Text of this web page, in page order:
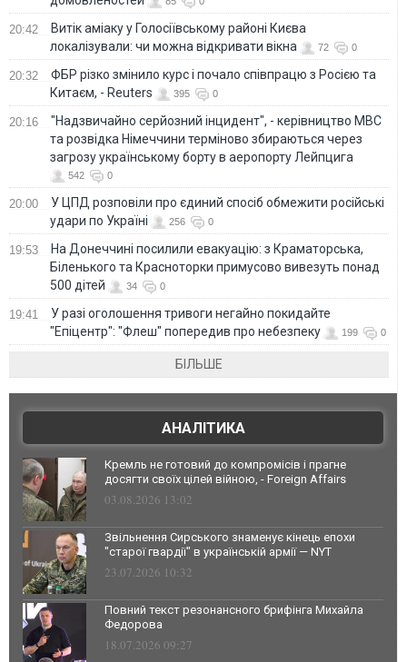
20:42
Витік аміаку у Голосіївському районі Києва
локалізували: чи можна відкривати вікна
72 0
20:32
ФБР різко змінило курс і почало співпрацю з Росією та
Китаєм, - Reuters
395 0
20:16
"Надзвичайно серйозний інцидент", - керівництво МВС
та розвідка Німеччини терміново збираються через
загрозу українському борту в аеропорту Лейпцига
542 0
20:00
У ЦПД розповіли про єдиний спосіб обмежити російські
удари по Україні
256 0
19:53
На Донеччині посилили евакуацію: з Краматорська,
Біленького та Красноторки примусово вивезуть понад
500 дітей
34 0
19:41
У разі оголошення тривоги негайно покидайте
"Епіцентр": "Флеш" попередив про небезпеку
199 0
БІЛЬШЕ
АНАЛІТИКА
Кремль не готовий до компромісів і прагне
досягти своїх цілей війною, - Foreign Affairs
03.08.2026 13:02
Звільнення Сирського знаменує кінець епохи
"старої гвардії" в українській армії — NYT
23.07.2026 10:32
Повний текст резонансного брифінга Михайла
Федорова
18.07.2026 09:27